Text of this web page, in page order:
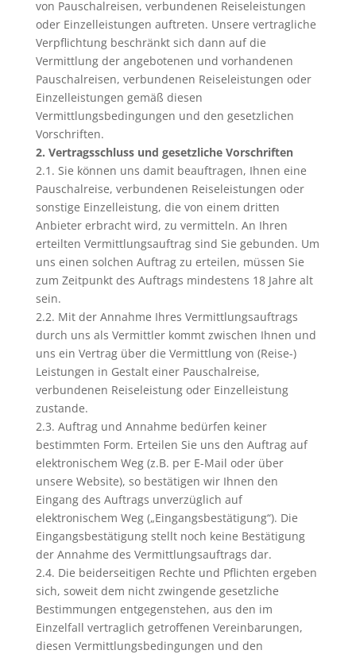
von Pauschalreisen, verbundenen Reiseleistungen
oder Einzelleistungen auftreten. Unsere vertragliche
Verpflichtung beschränkt sich dann auf die
Vermittlung der angebotenen und vorhandenen
Pauschalreisen, verbundenen Reiseleistungen oder
Einzelleistungen gemäß diesen
Vermittlungsbedingungen und den gesetzlichen
Vorschriften.
2. Vertragsschluss und gesetzliche Vorschriften
2.1. Sie können uns damit beauftragen, Ihnen eine
Pauschalreise, verbundenen Reiseleistungen oder
sonstige Einzelleistung, die von einem dritten
Anbieter erbracht wird, zu vermitteln. An Ihren
erteilten Vermittlungsauftrag sind Sie gebunden. Um
uns einen solchen Auftrag zu erteilen, müssen Sie
zum Zeitpunkt des Auftrags mindestens 18 Jahre alt
sein.
2.2. Mit der Annahme Ihres Vermittlungsauftrags
durch uns als Vermittler kommt zwischen Ihnen und
uns ein Vertrag über die Vermittlung von (Reise-)
Leistungen in Gestalt einer Pauschalreise,
verbundenen Reiseleistung oder Einzelleistung
zustande.
2.3. Auftrag und Annahme bedürfen keiner
bestimmten Form. Erteilen Sie uns den Auftrag auf
elektronischem Weg (z.B. per E-Mail oder über
unsere Website), so bestätigen wir Ihnen den
Eingang des Auftrags unverzüglich auf
elektronischem Weg („Eingangsbestätigung“). Die
Eingangsbestätigung stellt noch keine Bestätigung
der Annahme des Vermittlungsauftrags dar.
2.4. Die beiderseitigen Rechte und Pflichten ergeben
sich, soweit dem nicht zwingende gesetzliche
Bestimmungen entgegenstehen, aus den im
Einzelfall vertraglich getroffenen Vereinbarungen,
diesen Vermittlungsbedingungen und den